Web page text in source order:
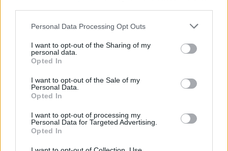
Please note that this website/app uses one or more Google
not limited to your visit or usage behaviour. You may click to
grant or deny consent to Google and its third-party tags to
use your data for below specified purposes in below Google
consent section.
Personal Data Processing Opt Outs
I want to opt-out of the Sharing of my
personal data.
Opted In
I want to opt-out of the Sale of my
Personal Data.
Opted In
I want to opt-out of processing my
Personal Data for Targeted Advertising.
Opted In